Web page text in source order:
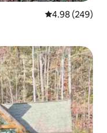
Calificación
4.98 (249)